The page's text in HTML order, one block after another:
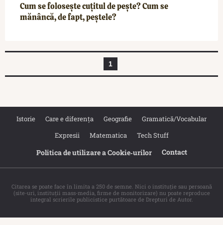
Cum se folosește cuțitul de pește? Cum se
mănâncă, de fapt, peștele?
1
Istorie Care e diferența Geografie
Gramatică/Vocabular
Expresii
Matematica Tech Stuff
Politica de utilizare a Cookie‐urilor Contact
Citarea se poate face în limita a 250 de semne. Nici o instituţie sau persoană
(site-uri, instituţii mass-media, firme de monitorizare) nu poate reproduce
integral scrierile publicistice purtătoare de Drepturi de Autor.